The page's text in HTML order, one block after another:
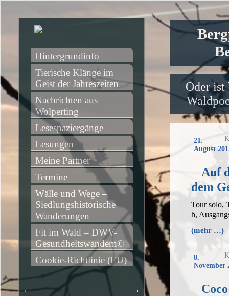
Oder ist
21.
August
Auf
dem
Tour solo,
h,
(mehr …)
8.
November
Hintergrundinfo
Tierische Klänge im
Geist der Jahreszeiten
Nachrichten aus
Wolperting
Lesespaziergänge
Lesungen
Meine Partner
Termine
Wälle und Wege –
Siedlungshistorische
Wanderungen
Fit im Wald – DWV-
Gesundheitswandern©
Cookie-Richtlinie (EU)